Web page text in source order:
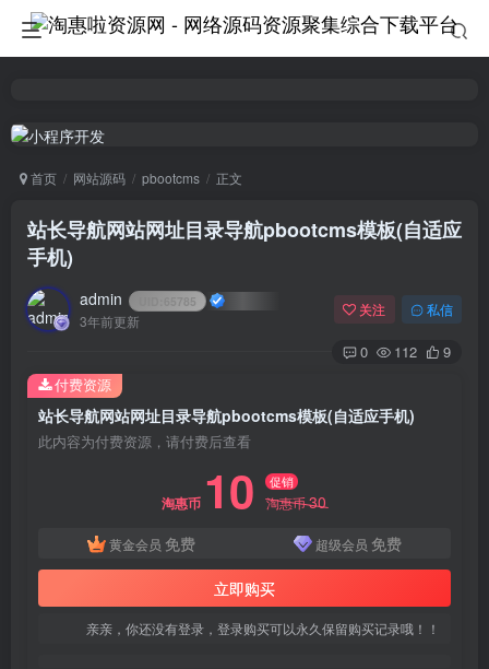
首页 网站源码 pbootcms 正文
站长导航网站网址目录导航pbootcms模板(自适应
手机)
admin 65785
3年前更新
关注 私信
0 112 9
站长导航网站网址目录导航pbootcms模板(自适应手机)
此内容为付费资源，请付费后查看
淘惠币 10 促销
淘惠币30
黄金会员 免费 超级会员 免费
立即购买
亲亲，你还没有登录，登录购买可以永久保留购买记录哦！！
付费资源